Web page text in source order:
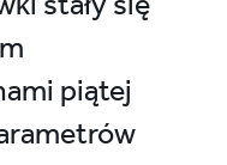
piątej